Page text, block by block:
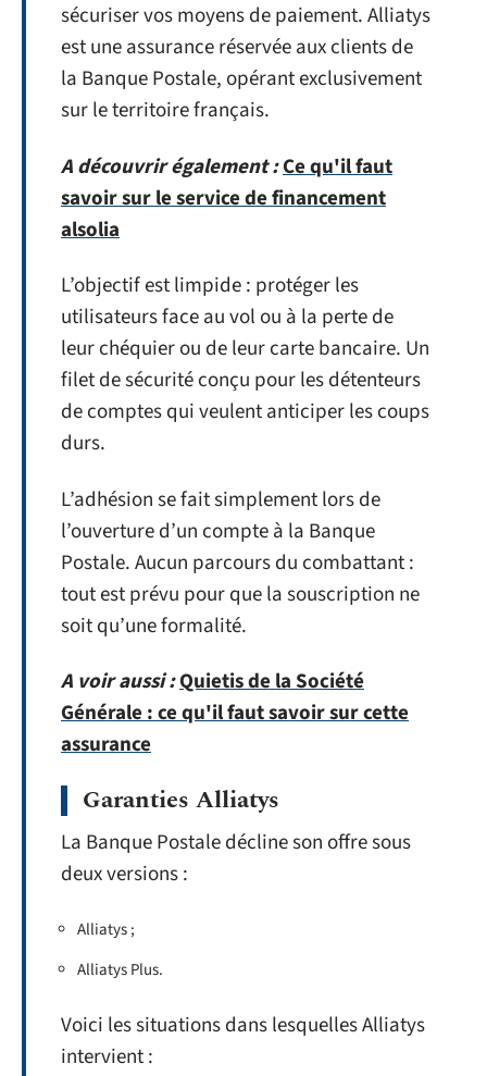
sécuriser vos moyens de paiement. Alliatys
est une assurance réservée aux clients de
la Banque Postale, opérant exclusivement
sur le territoire français.
A découvrir également :Ce qu'il faut
savoir sur le service de financement
alsolia
L’objectif est limpide : protéger les
utilisateurs face au vol ou à la perte de
leur chéquier ou de leur carte bancaire. Un
filet de sécurité conçu pour les détenteurs
de comptes qui veulent anticiper les coups
durs.
L’adhésion se fait simplement lors de
l’ouverture d’un compte à la Banque
Postale. Aucun parcours du combattant :
tout est prévu pour que la souscription ne
soit qu’une formalité.
A voir aussi :Quietis de la Société
Générale : ce qu'il faut savoir sur cette
assurance
Garanties Alliatys
La Banque Postale décline son offre sous
deux versions :
Alliatys ;
Alliatys Plus.
Voici les situations dans lesquelles Alliatys
intervient :